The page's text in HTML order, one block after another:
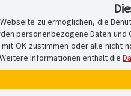
zu ermöglichen, die
personenbezogene Daten
OK zustimmen oder alle
Informationen enthält die